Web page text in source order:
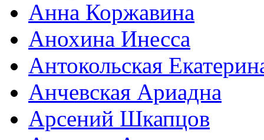
Анна Коржавина
Анохина Инесса
Антокольская
Анчевская Ариадна
Арсений Шкапцов